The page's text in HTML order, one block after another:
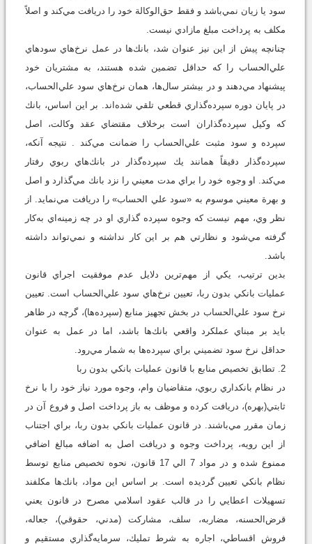
سود يا زيان نمي‌باشد و فقط حق‌الوكالة خود را دريافت مي‌كند و اصلاً
مكلف به پرداخت مبلغ مازادي نيست.
چنانچه پيش از اين نيز عنوان شد، بانك‌ها در عمل نرخ‌هاي سودهاي
علي‌الحساب را كه حداقل تضمين شده هستند، به مشتريان خود
پيشنهاد مي‌دهند و در بيشتر سال‌ها، همان نرخ‌هاي سود علي‌الحساب،
در پايان دوره سپرده‌گذاري قطعي تلقي شده‌اند. بر اين اساس، بانك
كه وكيل سپرده‌گذاران است برخلاف مقتضاي عقد وكالت، اصل
سپرده و سود مثبت علي‌الحساب را ضمانت مي‌كند . نتيجه آنكه،
سپرده‌گذار دقيقاً همانند يك سپرده‌گذار در بانك‌هاي ربوي رفتار
مي‌كند. او وجوه خود را براي مدت معيني را نزد بانك مي‌گذارد و اصل
و بهرة معيني موسوم به «سود علي الحساب» را دريافت مي‌نمايد. از
نظر وي، مهم نيست كه وجوه سپرده گذاري او در چه زمينه‌اي به‌كار
گرفته مي‌شود و نظارتي هم بر اين كار نداشته و نمي‌تواند داشته
باشد.
بدين ترتيب، يكي از مهم‌ترين دلايل عدم موفقيت اجراي قانون
عمليات بانكي بدون ربا، تعيين نرخ‌هاي سود علي‌الحساب است. تعيين
نرخ سود علي‌الحساب در بخش تجهيز منابع (سپرده‌ها)، گرچه در ظاهر
بايد بر مبناي عملكرد واقعي بانك‌ها باشد، اما در عمل به عنوان
حداقل نرخ سود تضميني براي سپرده‌ها به شمار مي‌رود.
2. تطابق تخصيص منابع با قانون عمليات بانكي بدون ربا
در نظام بانكداري ربوي، متقاضيان وام، وجوه مورد نياز خود را با نرخ
ثابتي(بهره)، دريافت كرده و موظف به باز پرداخت اصل و فروع آن در
زمان مقرر مي‌باشند. در قانون عمليات بانكي بدون ربا، براي اجتناب
از اين رويه، پرداخت وجوه و دريافت اصل به اضافه مبالغ اضافي
ممنوع شده و در مواد 7 الي 17 قانون، نحوه تخصيص منابع توسط
نظام بانكي تعيين گرديده است. بر اساس اين مواد، بانك‌ها مكلفند
تسهيلات اعطايي را در قالب عقود اسلامي مصرح در قانون يعني
قرض‌الحسنه، مضاربه، سلف، مشاركت (مدني، حقوقي)، جعاله،
فروش اقساطي، ‌اجاره به شرط تمليك، سرمايه‌گذاري مستقيم و